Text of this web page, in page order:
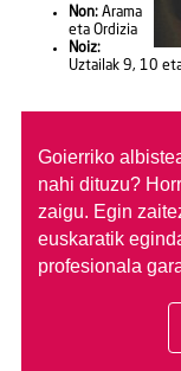
Non:Arama
eta Ordizia
Noiz:
Uztailak 9, 10
Goierriko
nahi dituzu?
zaigu. Egin
euskaratik
profesionala